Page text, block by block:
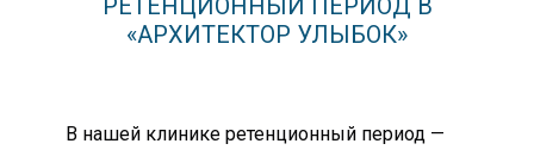
РЕТЕНЦИОННЫЙ ПЕРИОД В
«АРХИТЕКТОР УЛЫБОК»
В нашей клинике ретенционный период —